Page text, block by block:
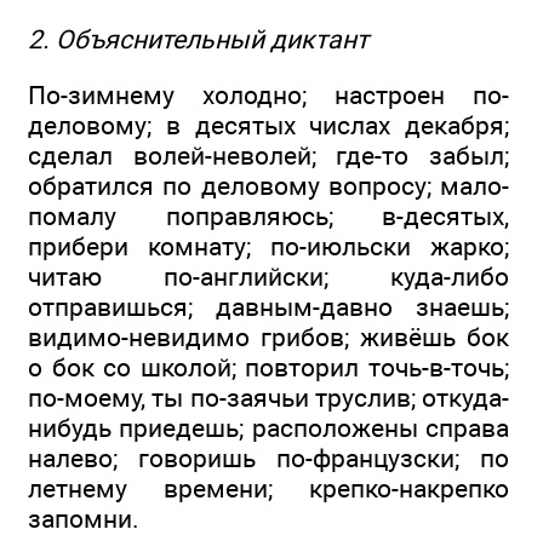
2. Объяснительный диктант
По-зимнему холодно; настроен по-
деловому; в десятых числах декабря;
сделал волей-неволей; где-то забыл;
обратился по деловому вопросу; мало-
помалу поправляюсь; в-десятых,
прибери комнату; по-июльски жарко;
читаю по-английски; куда-либо
отправишься; давным-давно знаешь;
видимо-невидимо грибов; живёшь бок
о бок со школой; повторил точь-в-точь;
по-моему, ты по-заячьи труслив; откуда-
нибудь приедешь; расположены справа
налево; говоришь по-французски; по
летнему времени; крепко-накрепко
запомни.